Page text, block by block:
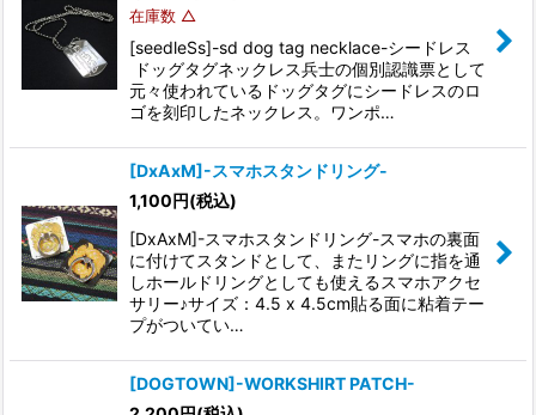
在庫数 △
[seedleSs]-sd dog tag necklace-シードレス
ドッグタグネックレス兵士の個別認識票として
元々使われているドッグタグにシードレスのロ
ゴを刻印したネックレス。ワンポ…
[DxAxM]-スマホスタンドリング-
1,100円(税込)
[DxAxM]-スマホスタンドリング-スマホの裏面
に付けてスタンドとして、またリングに指を通
しホールドリングとしても使えるスマホアクセ
サリー♪サイズ：4.5 x 4.5cm貼る面に粘着テー
プがついてい…
[DOGTOWN]-WORKSHIRT PATCH-